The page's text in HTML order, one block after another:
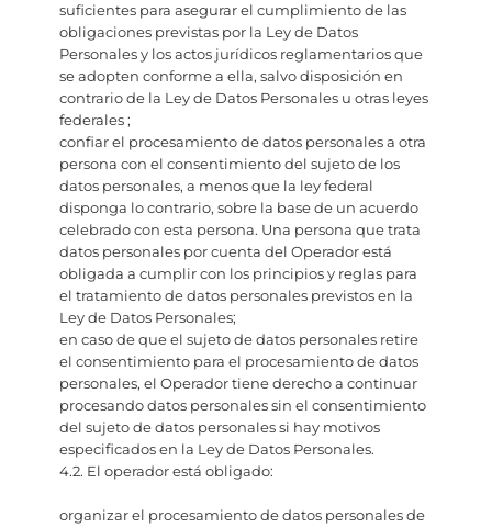
suficientes para asegurar el cumplimiento de las
obligaciones previstas por la Ley de Datos
Personales y los actos jurídicos reglamentarios que
se adopten conforme a ella, salvo disposición en
contrario de la Ley de Datos Personales u otras leyes
federales ;
confiar el procesamiento de datos personales a otra
persona con el consentimiento del sujeto de los
datos personales, a menos que la ley federal
disponga lo contrario, sobre la base de un acuerdo
celebrado con esta persona. Una persona que trata
datos personales por cuenta del Operador está
obligada a cumplir con los principios y reglas para
el tratamiento de datos personales previstos en la
Ley de Datos Personales;
en caso de que el sujeto de datos personales retire
el consentimiento para el procesamiento de datos
personales, el Operador tiene derecho a continuar
procesando datos personales sin el consentimiento
del sujeto de datos personales si hay motivos
especificados en la Ley de Datos Personales.
4.2. El operador está obligado:
organizar el procesamiento de datos personales de